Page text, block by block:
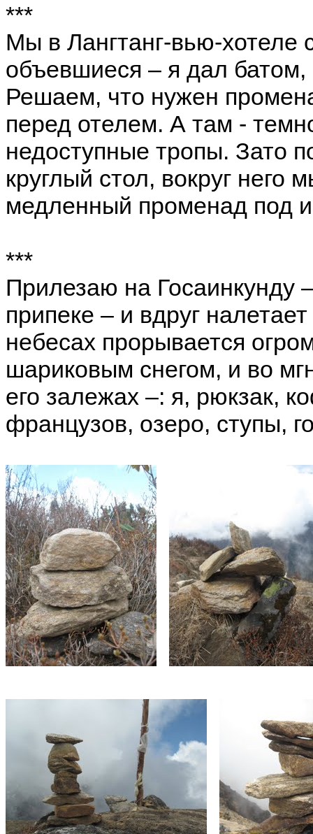
***
Мы в Лангтанг-вью-хотеле
объевшиеся – я дал
Решаем, что нужен
перед отелем. А там -
недоступные тропы. Зато
круглый стол, вокруг
медленный променад под
***
Прилезаю на Госаинкунду
припеке – и вдруг
небесах прорывается
шариковым снегом, и во
его залежах –: я, рюкзак,
французов, озеро, ступы,